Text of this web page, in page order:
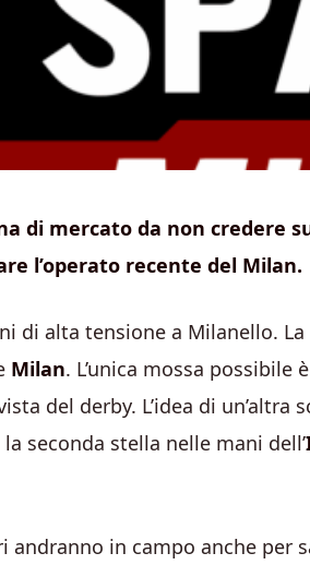
di mercato da non credere
l’operato recente del Milan.
di alta tensione a Milanello.
Milan. L’unica mossa possibile
del derby. L’idea di
seconda stella nelle mani dell’
andranno in campo anche per